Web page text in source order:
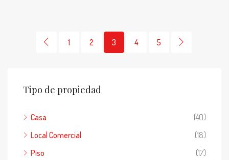
1 2 3 4 5
Tipo de propiedad
Casa
(40)
Local Comercial
(18)
Piso
(17)